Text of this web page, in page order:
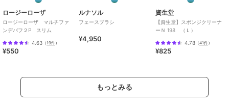
ロージーローザ
ロージーローザ マルチファ
ンデパフ２P スリム
4.63 （19件）
¥550
ルナソル
フェースブラシ
¥4,950
資生堂
【資生堂】スポンジクリーナ
ーＮ 198 （Ｌ）
4.78（41件）
¥825
もっとみる